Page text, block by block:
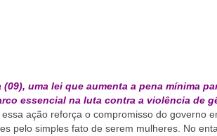
uma lei que aumenta a pena mínima
essencial na luta contra a violência de
ação reforça o compromisso do governo
pelo simples fato de serem mulheres. No